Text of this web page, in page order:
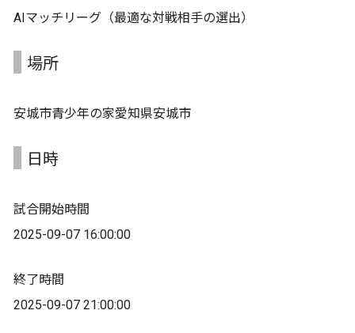
AIマッチリーグ（最適な対戦相手の選出）
場所
安城市青少年の家愛知県安城市
日時
試合開始時間
2025-09-07 16:00:00
終了時間
2025-09-07 21:00:00